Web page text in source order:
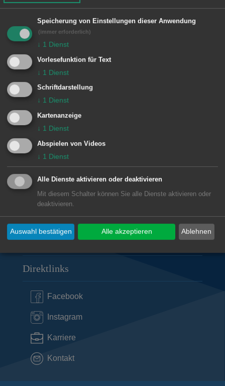
© Stadt Aalen, 28.12.2017
Unsere Anschrift
Rathaus Aalen
Marktplatz 30
73430
Aalen
07361 52-0
presseamt@aalen.de
Öffnungszeiten Rathaus Aalen
Subwebs
Direktlinks
Facebook
Instagram
Karriere
Kontakt
Speicherung von Einstellungen dieser Anwendung
(immer erforderlich)
↓ 1 Dienst
Vorlesefunktion für Text
↓ 1 Dienst
Schriftdarstellung
↓ 1 Dienst
Kartenanzeige
↓ 1 Dienst
Abspielen von Videos
↓ 1 Dienst
Alle Dienste aktivieren oder deaktivieren
Mit diesem Schalter können Sie alle Dienste aktivieren oder
deaktivieren.
Ablehnen
Auswahl bestätigen Alle akzeptieren